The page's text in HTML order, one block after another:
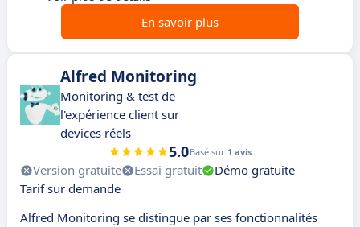
En savoir plus
Alfred Monitoring
Monitoring & test de
l'expérience client sur
devices réels
5.0Basé sur 1 avis
Version gratuite Essai gratuit
Démo gratuite
Tarif sur demande
Alfred Monitoring se distingue par ses fonctionnalités